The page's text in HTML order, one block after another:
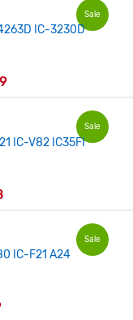
Sale
IC-3230D
Sale
IC-V82 IC35FI
Sale
IC-F21 A24